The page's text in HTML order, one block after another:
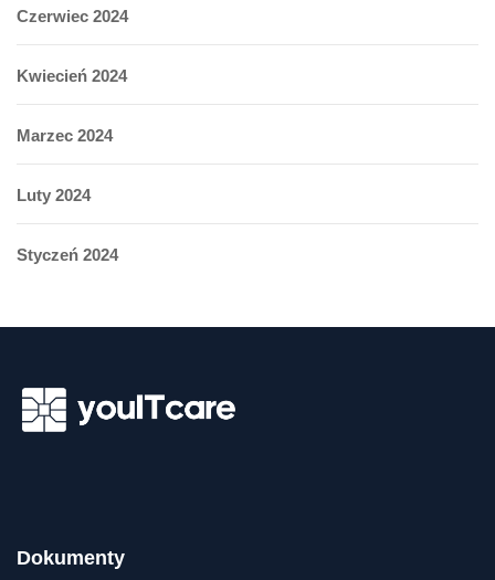
Czerwiec 2024
Kwiecień 2024
Marzec 2024
Luty 2024
Styczeń 2024
Dokumenty